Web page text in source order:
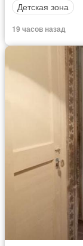
Детская зона
19 часов назад